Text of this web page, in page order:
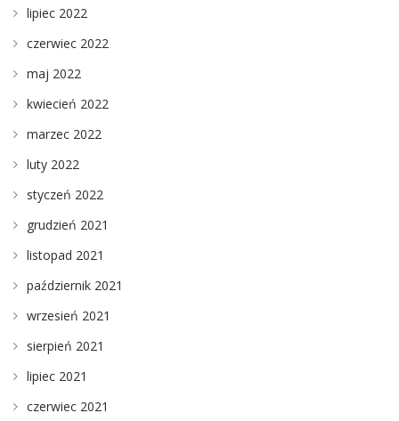
lipiec 2022
czerwiec 2022
maj 2022
kwiecień 2022
marzec 2022
luty 2022
styczeń 2022
grudzień 2021
listopad 2021
październik 2021
wrzesień 2021
sierpień 2021
lipiec 2021
czerwiec 2021